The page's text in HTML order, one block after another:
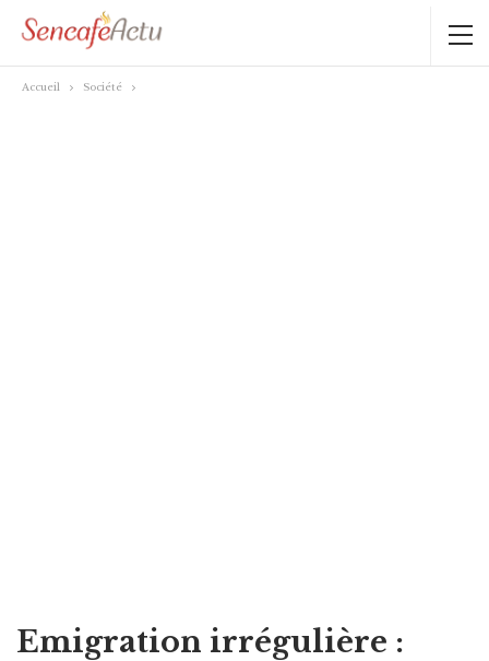
Accueil Société
Emigration irrégulière :